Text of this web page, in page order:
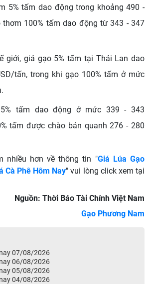
5% tấm dao động trong khoảng 490 -
thơm 100% tấm dao động từ 343 - 347
giới, giá gạo 5% tấm tại Thái Lan dao
tấn, trong khi gạo 100% tấm ở mức
tấm dao động ở mức 339 - 343
tấm được chào bán quanh 276 - 280
nhiều hơn về thông tin "Giá Lúa Gạo
Cà Phê Hôm Nay" vui lòng click xem tại
Nguồn: Thời Báo Tài Chính Việt Nam
Gạo Phương Nam
07/08/2026
06/08/2026
05/08/2026
04/08/2026